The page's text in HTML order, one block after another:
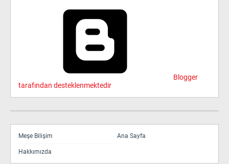
Blogger
tarafından desteklenmektedir
Meşe Bilişim Ana Sayfa
Hakkımızda